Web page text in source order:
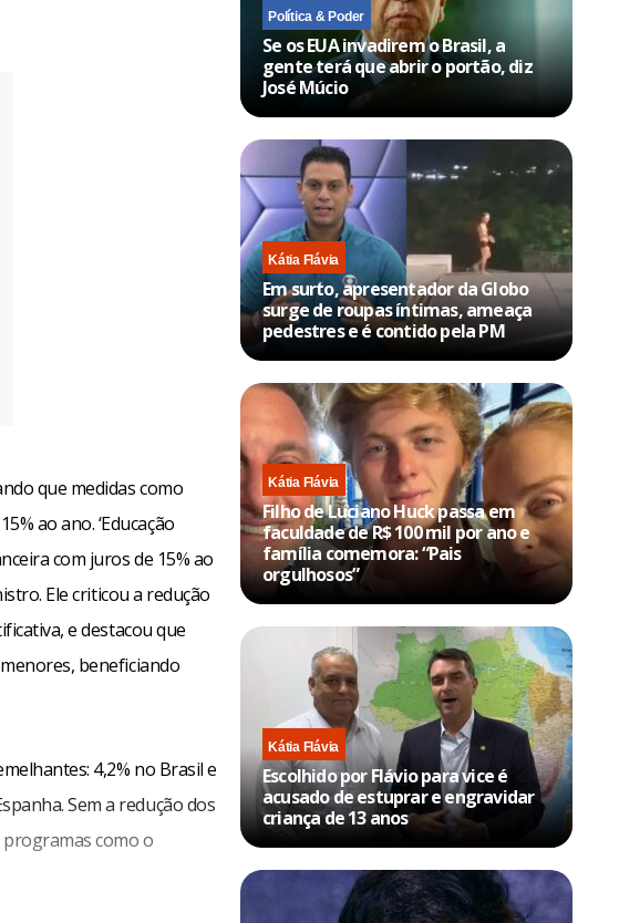
que medidas como
ao ano. ‘Educação
com juros de 15% ao
Ele criticou a redução
e destacou que
beneficiando
4,2% no Brasil e
Sem a redução dos
programas como o
Política & Poder
Se os EUA invadirem o Brasil, a
gente terá que abrir o portão, diz
José Múcio
Kátia Flávia
Em surto, apresentador da Globo
surge de roupas íntimas, ameaça
pedestres e é contido pela PM
Kátia Flávia
Filho de Luciano Huck passa em
faculdade de R$ 100 mil por ano e
família comemora: “Pais
orgulhosos”
Kátia Flávia
Escolhido por Flávio para vice é
acusado de estuprar e engravidar
criança de 13 anos